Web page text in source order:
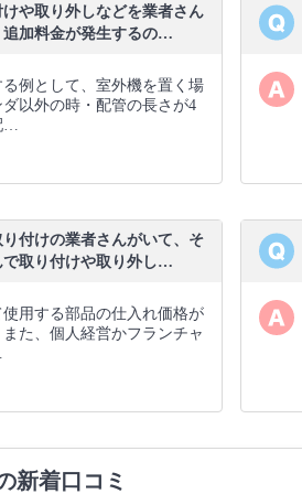
や取り外しなどを業者さん
追加料金が発生するの…
例として、室外機を置く場
以外の時・配管の長さが4
…
付けの業者さんがいて、そ
で取り付けや取り外し…
用する部品の仕入れ価格が
た、個人経営かフランチャ
新着口コミ